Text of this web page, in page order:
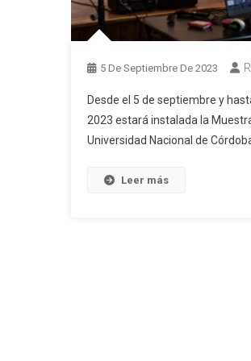
5 De Septiembre De 2023
Desde el 5 de septiembre y
2023 estará instalada la
Universidad Nacional de
Leer más